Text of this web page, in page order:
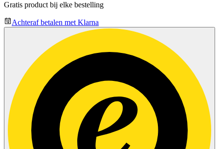
Gratis product bij elke bestelling
Achteraf betalen met Klarna